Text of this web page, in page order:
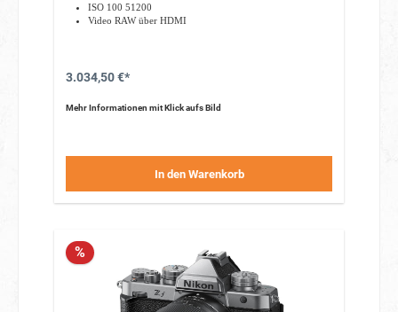
ISO 100 51200
Video RAW über HDMI
3.034,50 €*
Mehr Informationen mit Klick aufs Bild
In den Warenkorb
%